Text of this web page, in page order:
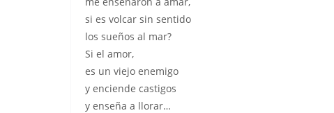
si es volcar sin sentido
los sueños al mar?
Si el amor,
es un viejo enemigo
y enciende castigos
y enseña a llorar…